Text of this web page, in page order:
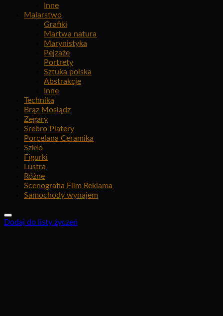
Inne
Malarstwo
Grafiki
Martwa natura
Marynistyka
Pejzaże
Portrety
Sztuka polska
Abstrakcje
Inne
Technika
Brąz Mosiądz
Zegary
Srebro Platery
Porcelana Ceramika
Szkło
Figurki
Lustra
Różne
Scenografia Film Reklama
Samochody wynajem
Dodaj do listy życzeń